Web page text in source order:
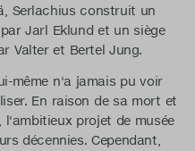
Serlachius construit un
Jarl Eklund et un siège
Valter et Bertel Jung.
même n'a jamais pu voir
En raison de sa mort et
projet de musée
décennies. Cependant,